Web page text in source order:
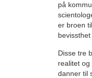
på
er broen
Disse tre
realitet
danner til